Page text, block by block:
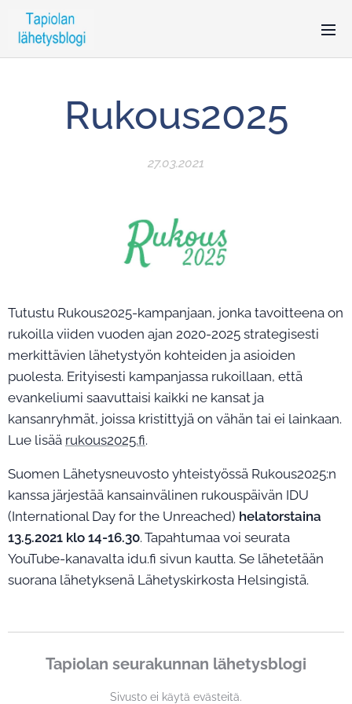
Rukous2025
27.03.2021
Tutustu Rukous2025-kampanjaan, jonka tavoitteena on
rukoilla viiden vuoden ajan 2020-2025 strategisesti
merkittävien lähetystyön kohteiden ja asioiden
puolesta. Erityisesti kampanjassa rukoillaan, että
evankeliumi saavuttaisi kaikki ne kansat ja
kansanryhmät, joissa kristittyjä on vähän tai ei lainkaan.
Lue lisää rukous2025.fi.
Suomen Lähetysneuvosto yhteistyössä Rukous2025:n
kanssa järjestää kansainvälinen rukouspäivän IDU
(International Day for the Unreached) helatorstaina
13.5.2021 klo 14-16.30. Tapahtumaa voi seurata
YouTube-kanavalta idu.fi sivun kautta. Se lähetetään
suorana lähetyksenä Lähetyskirkosta Helsingistä.
Tapiolan seurakunnan lähetysblogi
Sivusto ei käytä evästeitä.